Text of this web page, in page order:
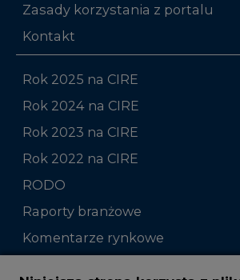
Zasady korzystania z portalu
Kontakt
Rok 2025 na CIRE
Rok 2024 na CIRE
Rok 2023 na CIRE
Rok 2022 na CIRE
RODO
Raporty branżowe
Komentarze rynkowe